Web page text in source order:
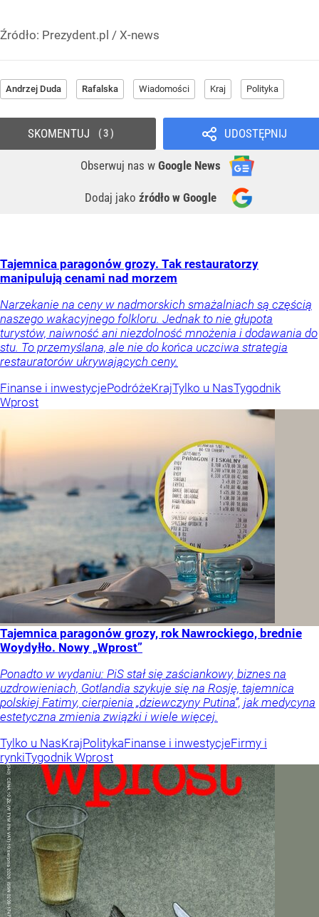
Źródło: Prezydent.pl / X-news
Andrzej Duda Rafalska Wiadomości Kraj Polityka
UDOSTĘPNIJ
Obserwuj nas w Google News
Dodaj jako źródło w Google
SKOMENTUJ 3
Tajemnica paragonów grozy. Tak restauratorzy
manipulują cenami nad morzem
Narzekanie na ceny w nadmorskich smażalniach są częścią
naszego wakacyjnego folkloru. Jednak to nie głupota
turystów, naiwność ani niezdolność mnożenia i dodawania do
stu. To przemyślana, ale nie do końca uczciwa strategia
restauratorów ukrywających ceny.
Finanse i inwestycjePodróżeKrajTylko u NasTygodnik
Wprost
Tajemnica paragonów grozy, rok Nawrockiego, brednie
Woydyłło. Nowy „Wprost”
Ponadto w wydaniu: PiS stał się zaściankowy, biznes na
uzdrowieniach, Gotlandia szykuje się na Rosję, tajemnica
polskiej Fatimy, cierpienia „dziewczyny Putina”, jak medycyna
estetyczna zmienia związki i wiele więcej.
Tylko u NasKrajPolitykaFinanse i inwestycjeFirmy i
rynkiTygodnik Wprost